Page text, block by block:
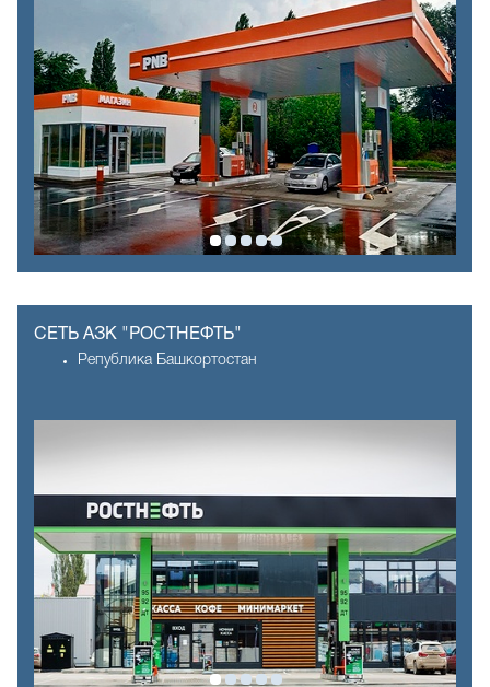
СЕТЬ АЗК "РОСТНЕФТЬ"
Република Башкортостан